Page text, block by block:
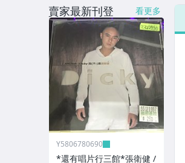
賣家最新刊登 看更多
Y5806780690
*還有唱片行三館*張衛健 /